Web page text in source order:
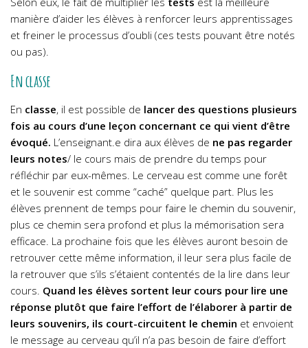
manière d’aider les élèves à renforcer leurs apprentissages
et freiner le processus d’oubli (ces tests pouvant être notés
ou pas).
En classe
En classe, il est possible de lancer des questions plusieurs
fois au cours d’une leçon concernant ce qui vient d’être
évoqué. L’enseignant.e dira aux élèves de ne pas regarder
leurs notes/ le cours mais de prendre du temps pour
réfléchir par eux-mêmes. Le cerveau est comme une forêt
et le souvenir est comme “caché” quelque part. Plus les
élèves prennent de temps pour faire le chemin du souvenir,
plus ce chemin sera profond et plus la mémorisation sera
efficace. La prochaine fois que les élèves auront besoin de
retrouver cette même information, il leur sera plus facile de
la retrouver que s’ils s’étaient contentés de la lire dans leur
cours. Quand les élèves sortent leur cours pour lire une
réponse plutôt que faire l’effort de l’élaborer à partir de
leurs souvenirs, ils court-circuitent le chemin et envoient
le message au cerveau qu’il n’a pas besoin de faire d’effort